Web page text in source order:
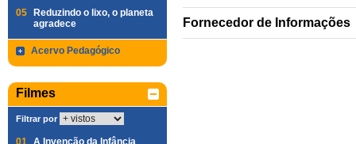
05
Reduzindo o lixo, o planeta
agradece
Acervo Pedagógico
Filmes
Filtrar por
01 A Invenção da Infância
Fornecedor de Informações